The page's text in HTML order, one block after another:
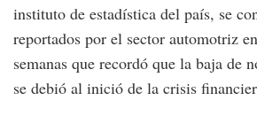
instituto de estadística del país, se
reportados por el sector automotriz
semanas que recordó que la baja de
se debió al inició de la crisis